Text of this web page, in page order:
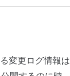
変更ログ情報は